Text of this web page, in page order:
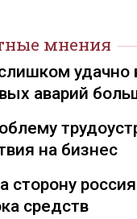
мнения
аварий
на бизнес
средств